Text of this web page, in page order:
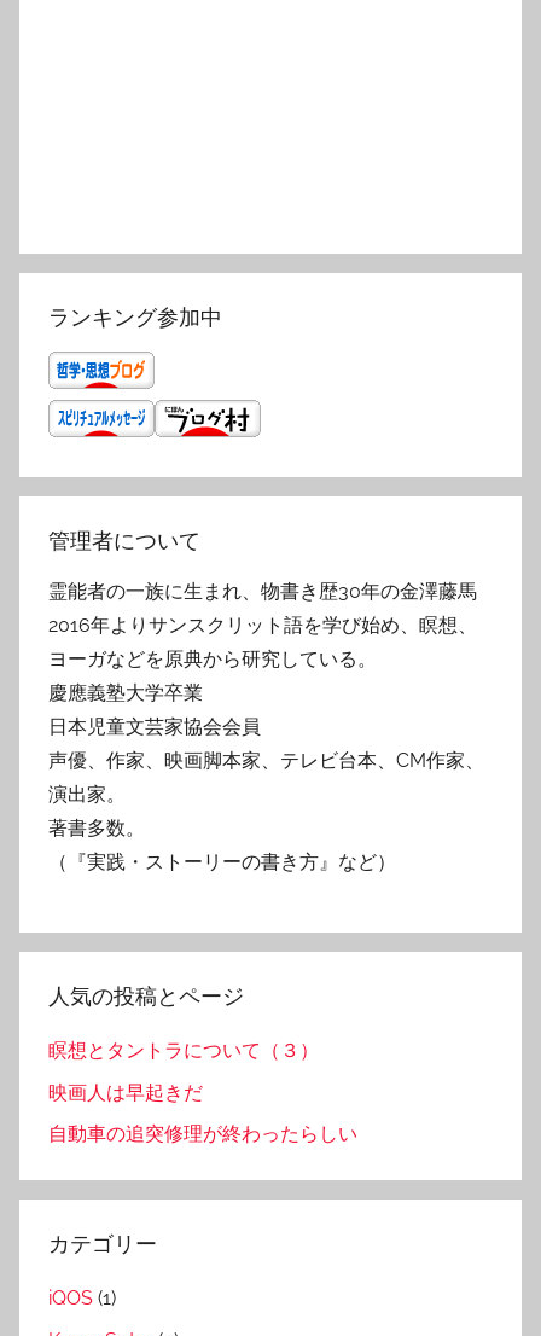
ランキング参加中
管理者について
霊能者の一族に生まれ、物書き歴30年の金澤藤馬
2016年よりサンスクリット語を学び始め、瞑想、
ヨーガなどを原典から研究している。
慶應義塾大学卒業
日本児童文芸家協会会員
声優、作家、映画脚本家、テレビ台本、CM作家、
演出家。
著書多数。
（『実践・ストーリーの書き方』など）
人気の投稿とページ
瞑想とタントラについて（３）
映画人は早起きだ
自動車の追突修理が終わったらしい
カテゴリー
iQOS (1)